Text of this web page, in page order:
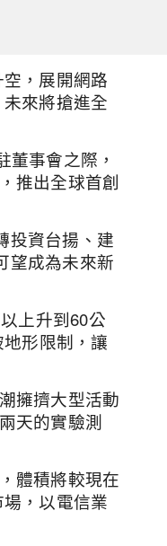
，展開網路
來將搶進全
事會之際，
推出全球首創
投資台揚、建
望成為未來新
上升到60公
形限制，讓
擁擠大型活動
天的實驗測
體積將較現在
，以電信業